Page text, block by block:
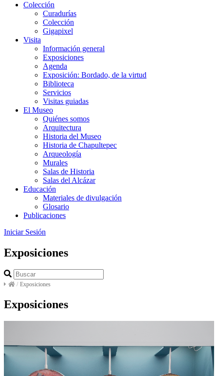
Colección
Curadurías
Colección
Gigapixel
Visita
Información general
Exposiciones
Agenda
Exposición: Bordado, de la virtud
Biblioteca
Servicios
Visitas guiadas
El Museo
Quiénes somos
Arquitectura
Historia del Museo
Historia de Chapultepec
Arqueología
Murales
Salas de Historia
Salas del Alcázar
Educación
Materiales de divulgación
Glosario
Publicaciones
Iniciar Sesión
Exposiciones
/ Exposiciones
Exposiciones